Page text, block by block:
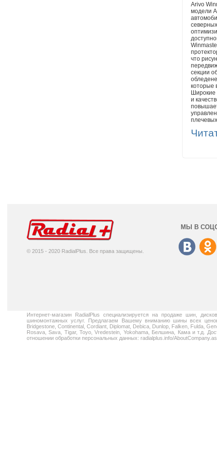
Arivo
модели
что
секции
которые
Широкие
и
© 2015 - 2020 RadialPlus. Все права защищены.
МЫ В
Интернет-магазин RadialPlus специализируется на продаже шин,
шиномонтажных услуг. Предлагаем Вашему вниманию шины всех
Bridgestone, Continental, Cordiant, Diplomat, Debica, Dunlop, Falken, Fulda,
Rosava, Sava, Tigar, Toyo, Vredestein, Yokohama, Белшина, Кама и т.д.
отношении обработки персональных данных: radialplus.info/